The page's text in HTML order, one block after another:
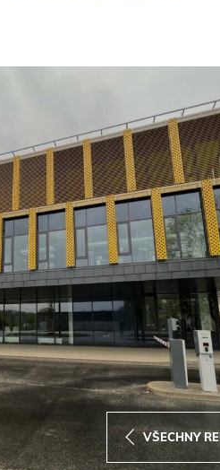
VŠECHNY